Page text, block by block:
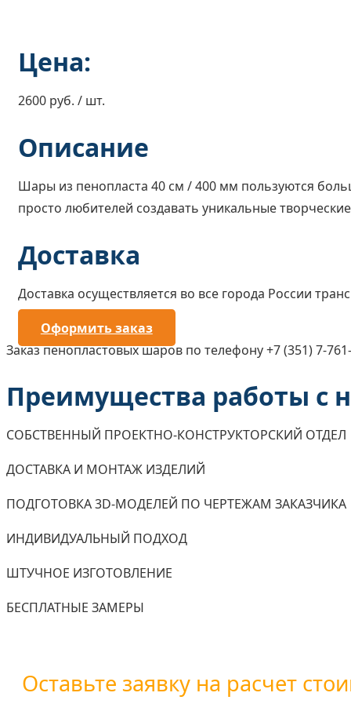
Цена:
2600 руб. / шт.
Описание
Шары из пенопласта 40 см / 400 мм пользуются
просто любителей создавать уникальные
Доставка
Доставка осуществляется во все города России
Оформить заказ
Заказ пенопластовых шаров по телефону +7 (351) 7-
Преимущества работы с
СОБСТВЕННЫЙ ПРОЕКТНО-КОНСТРУКТОРСКИЙ ОТДЕЛ
ДОСТАВКА И МОНТАЖ ИЗДЕЛИЙ
ПОДГОТОВКА 3D-МОДЕЛЕЙ ПО ЧЕРТЕЖАМ ЗАКАЗЧИКА
ИНДИВИДУАЛЬНЫЙ ПОДХОД
ШТУЧНОЕ ИЗГОТОВЛЕНИЕ
БЕСПЛАТНЫЕ ЗАМЕРЫ
Оставьте заявку на расчет